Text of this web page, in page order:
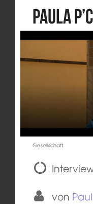
Paula
Gesellschaft
von